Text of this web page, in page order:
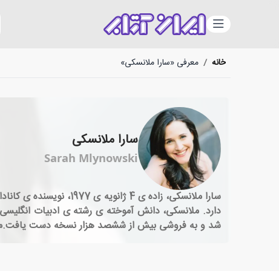
دسته‌بندی
خانه / معرفی «سارا ملانسکی»
سارا ملانسکی
Sarah Mlynowski
سارا ملانسکی، زاده
دارد. ملانسکی، دانش آموخته ی رشته ی ادبیات
شد و به فروشی بیش از ششصد هزار نسخه دست